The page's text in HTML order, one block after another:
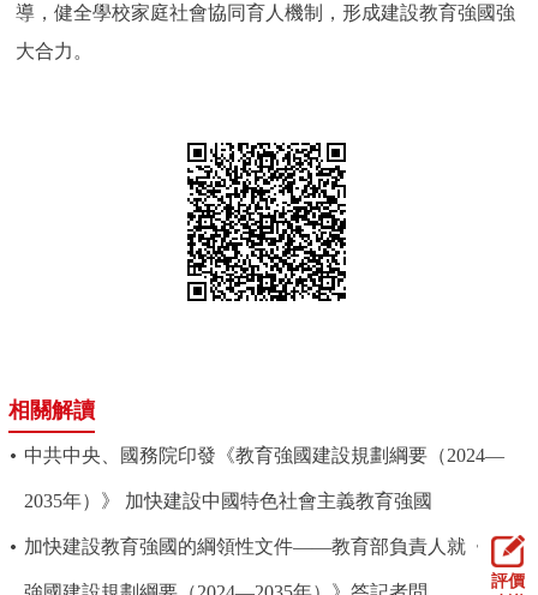
導，健全學校家庭社會協同育人機制，形成建設教育強國強
大合力。
相關解讀
中共中央、國務院印發《教育強國建設規劃綱要（2024—
2035年）》 加快建設中國特色社會主義教育強國
加快建設教育強國的綱領性文件——教育部負責人就《教育
評價